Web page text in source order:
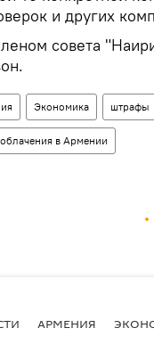
и других
совета
Экономика штрафы
в Армении
АРМЕНИЯ